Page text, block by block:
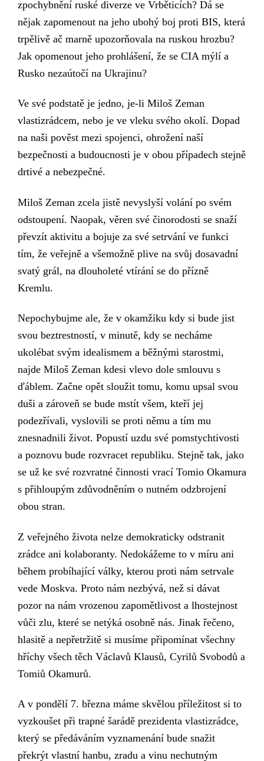
zpochybnění ruské diverze ve Vrběticích? Dá se
nějak zapomenout na jeho ubohý boj proti BIS, která
trpělivě ač marně upozorňovala na ruskou hrozbu?
Jak opomenout jeho prohlášení, že se CIA mýlí a
Rusko nezaútočí na Ukrajinu?
Ve své podstatě je jedno, je-li Miloš Zeman
vlastizrádcem, nebo je ve vleku svého okolí. Dopad
na naši pověst mezi spojenci, ohrožení naší
bezpečnosti a budoucnosti je v obou případech stejně
drtivé a nebezpečné.
Miloš Zeman zcela jistě nevyslyší volání po svém
odstoupení. Naopak, věren své činorodosti se snaží
převzít aktivitu a bojuje za své setrvání ve funkci
tím, že veřejně a všemožně plive na svůj dosavadní
svatý grál, na dlouholeté vtírání se do přízně
Kremlu.
Nepochybujme ale, že v okamžiku kdy si bude jist
svou beztrestností, v minutě, kdy se necháme
ukolébat svým idealismem a běžnými starostmi,
najde Miloš Zeman kdesi vlevo dole smlouvu s
ďáblem. Začne opět sloužit tomu, komu upsal svou
duši a zároveň se bude mstít všem, kteří jej
podezřívali, vyslovili se proti němu a tím mu
znesnadnili život. Popustí uzdu své pomstychtivosti
a poznovu bude rozvracet republiku. Stejně tak, jako
se už ke své rozvratné činnosti vrací Tomio Okamura
s přihloupým zdůvodněním o nutném odzbrojení
obou stran.
Z veřejného života nelze demokraticky odstranit
zrádce ani kolaboranty. Nedokážeme to v míru ani
během probíhající války, kterou proti nám setrvale
vede Moskva. Proto nám nezbývá, než si dávat
pozor na nám vrozenou zapomětlivost a lhostejnost
vůči zlu, které se netýká osobně nás. Jinak řečeno,
hlasitě a nepřetržitě si musíme připomínat všechny
hříchy všech těch Václavů Klausů, Cyrilů Svobodů a
Tomiů Okamurů.
A v pondělí 7. března máme skvělou příležitost si to
vyzkoušet při trapné šarádě prezidenta vlastizrádce,
který se předáváním vyznamenání bude snažit
překrýt vlastní hanbu, zradu a vinu nechutným